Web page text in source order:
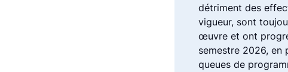
détriment des
vigueur, sont
œuvre et ont
semestre 2026, en
queues de